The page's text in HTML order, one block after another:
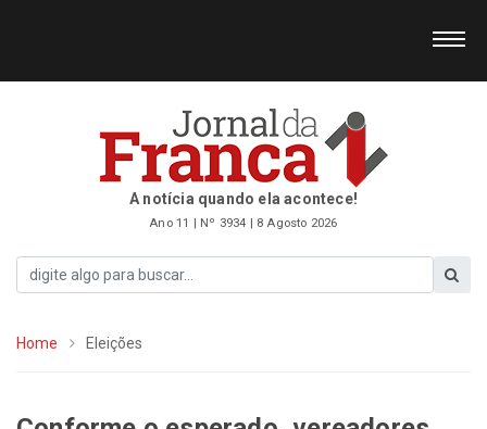
A notícia quando ela acontece!
Ano 11 | Nº 3934 | 8 Agosto 2026
Home Eleições